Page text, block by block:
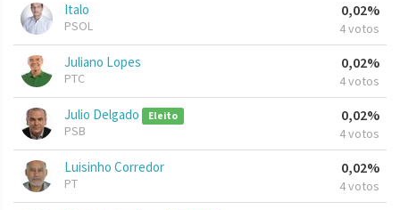
Italo
PSOL
0,02%
4 votos
Juliano Lopes
PTC
0,02%
4 votos
Julio Delgado Eleito
PSB
0,02%
4 votos
Luisinho Corredor
PT
0,02%
4 votos